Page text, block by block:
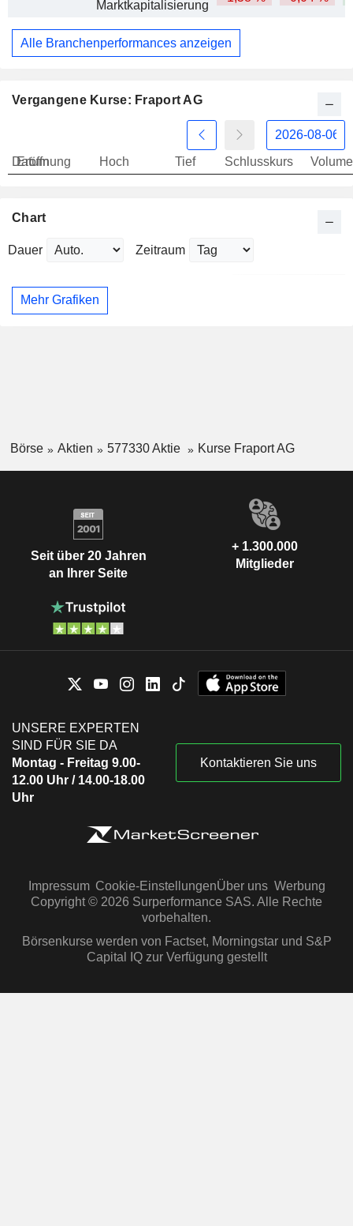
Marktkapitalisierung
Alle Branchenperformances anzeigen
Vergangene Kurse: Fraport AG
Datum
Eröffnung Hoch Tief Schlusskurs
Chart
Dauer Zeitraum
Mehr Grafiken
Börse Aktien 577330 Aktie Kurse Fraport AG
Seit über 20 Jahren
an Ihrer Seite
+ 1.300.000
Mitglieder
UNSERE EXPERTEN
SIND FÜR SIE DA
Montag - Freitag 9.00-
12.00 Uhr / 14.00-18.00
Uhr
Kontaktieren Sie uns
Impressum Cookie-EinstellungenÜber uns Werbung
Copyright © 2026 Surperformance SAS. Alle Rechte
vorbehalten.
Börsenkurse werden von Factset, Morningstar und S&P
Capital IQ zur Verfügung gestellt